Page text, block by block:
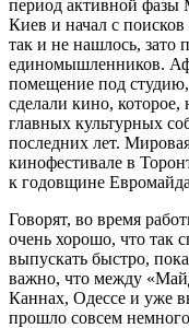
период активной фазы
Киев и начал с
так и не нашлось, зато
единомышленников.
помещение под
сделали кино,
главных культурных
последних лет.
кинофестивале в
к годовщине
Говорят, во время
очень хорошо, что так
выпускать быстро,
важно, что между
Каннах, Одессе и уже
про­шло совсем